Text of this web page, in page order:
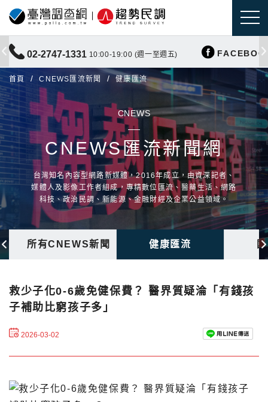
02-2747-1331 10:00-19:00 (週一至週五)
首頁 CNEWS匯流新聞 健康匯流
CNEWS
CNEWS匯流新聞網
台灣知名內容型網路新媒體，2016年成立，由資深記者、
媒體人及影像工作者組成，專精數位匯流、醫藥生活、網路
科技、政治民調、新能源、金融財經及企業公益領域。
所有CNEWS新聞 健康匯流
救少子化0-6歲免健保費？ 醫界質疑淪「有錢孩
子補助比窮孩子多」
2026-03-02